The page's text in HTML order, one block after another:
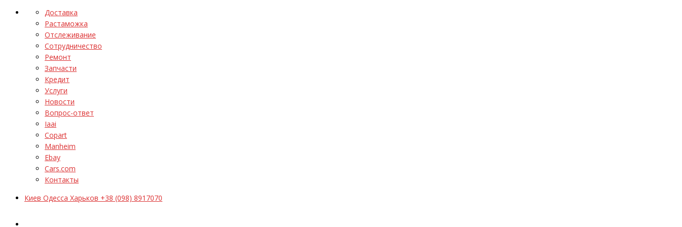
Доставка
Растаможка
Отслеживание
Сотрудничество
Ремонт
Запчасти
Кредит
Услуги
Новости
Вопрос-ответ
Iaai
Copart
Manheim
Ebay
Cars.com
Контакты
Киев Одесса Харьков +38 (098) 8917070